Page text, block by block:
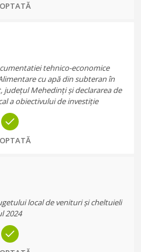
tehnico-economice
cu apă din subteran în
județul Mehedinți și declararea de
a obiectivului de investiție
local de venituri și cheltuieli
2024